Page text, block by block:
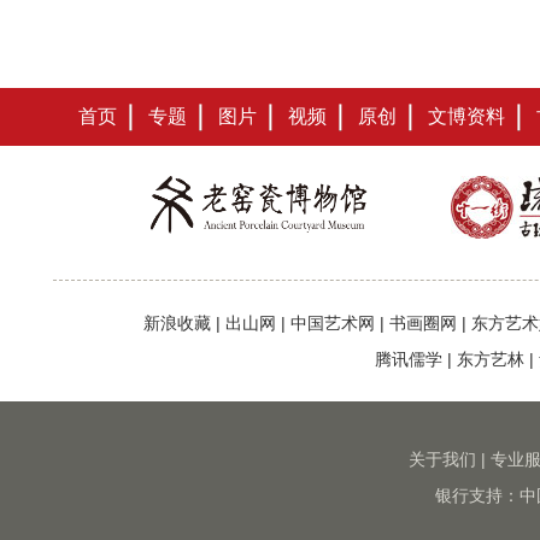
首页 专题 图片 视频 原创 文博资料
新浪收藏 | 出山网 | 中国艺术网 | 书画圈网 | 东方艺
腾讯儒学 | 东方艺林 |
关于我们 | 专业
银行支持：